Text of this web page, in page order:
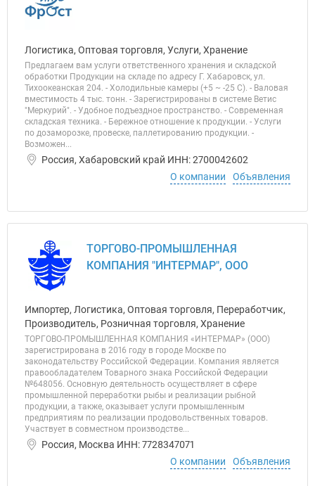
Логистика, Оптовая торговля, Услуги, Хранение
Предлагаем вам услуги ответственного хранения и складской
обработки Продукции на складе по адресу Г. Хабаровск, ул.
Тихоокеанская 204. - Холодильные камеры (+5 ~ -25 С). - Валовая
вместимость 4 тыс. тонн. - Зарегистрированы в системе Ветис
"Меркурий". - Удобное подъездное пространство. - Современная
складская техника. - Бережное отношение к продукции. - Услуги
по дозаморозке, провеске, паллетированию продукции. -
Возможен...
Россия, Хабаровский край ИНН: 2700042602
О компании
Объявления
ТОРГОВО-ПРОМЫШЛЕННАЯ
КОМПАНИЯ "ИНТЕРМАР", ООО
Импортер, Логистика, Оптовая торговля, Переработчик,
Производитель, Розничная торговля, Хранение
ТОРГОВО-ПРОМЫШЛЕННАЯ КОМПАНИЯ «ИНТЕРМАР» (ООО)
зарегистрирована в 2016 году в городе Москве по
законодательству Российской Федерации. Компания является
правообладателем Товарного знака Российской Федерации
№648056. Основную деятельность осуществляет в сфере
промышленной переработки рыбы и реализации рыбной
продукции, а также, оказывает услуги промышленным
предприятиям по реализации продовольственных товаров.
Участвует в совместном производстве...
Россия, Москва ИНН: 7728347071
О компании
Объявления